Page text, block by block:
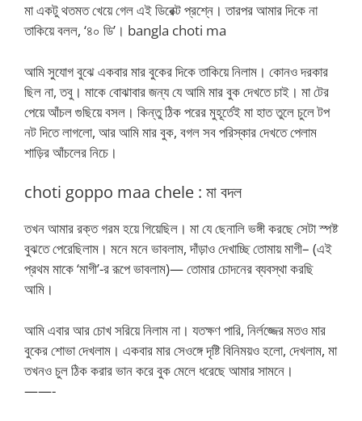
মা একটু থতমত খেয়ে গেল এই ডিরেক্ট প্রশ্নে। তারপর আমার দিকে না
তাকিয়ে বলল, ‘৪০ ডি’। bangla choti ma
আমি সুযোগ বুঝে একবার মার বুকের দিকে তাকিয়ে নিলাম। কোনও দরকার
ছিল না, তবু। মাকে বোঝাবার জন্য যে আমি মার বুক দেখতে চাই। মা টের
পেয়ে আঁচল গুছিয়ে বসল। কিন্তু ঠিক পরের মুহূর্তেই মা হাত তুলে চুলে টপ
নট দিতে লাগলো, আর আমি মার বুক, বগল সব পরিস্কার দেখতে পেলাম
শাড়ির আঁচলের নিচে।
choti goppo maa chele : মা বদল
তখন আমার রক্ত গরম হয়ে গিয়েছিল। মা যে ছেনালি ভঙ্গী করছে সেটা স্পষ্ট
বুঝতে পেরেছিলাম। মনে মনে ভাবলাম, দাঁড়াও দেখাচ্ছি তোমায় মাগী– (এই
প্রথম মাকে ‘মাগী’-র রূপে ভাবলাম)— তোমার চোদনের ব্যবস্থা করছি
আমি।
আমি এবার আর চোখ সরিয়ে নিলাম না। যতক্ষণ পারি, নির্লজ্জের মতও মার
বুকের শোভা দেখলাম। একবার মার সেওঙ্গে দৃষ্টি বিনিময়ও হলো, দেখলাম, মা
তখনও চুল ঠিক করার ভান করে বুক মেলে ধরেছে আমার সামনে।
——-